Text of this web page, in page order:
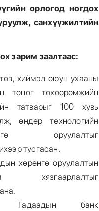
орлогод ногдох
санхүүжилтийн
зарим заалтаас:
хиймэл оюун ухааны
тоног төхөөрөмжийн
татварыг 100 хувь
өндөр технологийн
оруулалтыг
тусгасан.
хөрөнгө оруулалтын
хязгаарлалтыг
Гадаадын банк